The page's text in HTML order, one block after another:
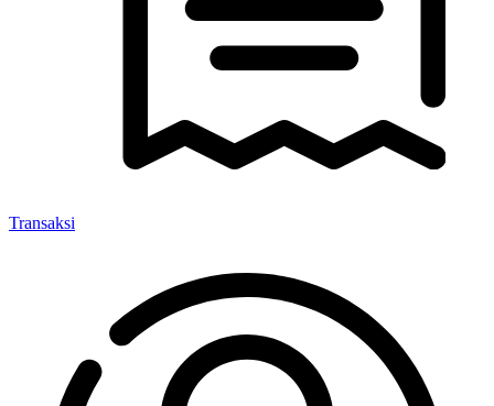
Transaksi